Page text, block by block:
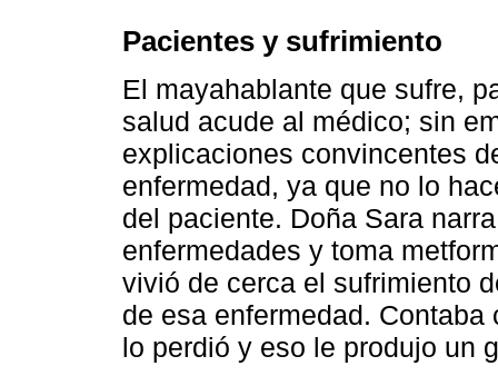
Pacientes y sufrimiento
El mayahablante que sufre,
salud acude al médico; sin
explicaciones convincentes
enfermedad, ya que no lo
del paciente. Doña Sara
enfermedades y toma
vivió de cerca el sufrimiento
de esa enfermedad.
lo perdió y eso le produjo un